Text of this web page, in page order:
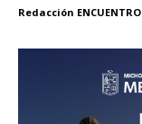
Redacción ENCUENTRO